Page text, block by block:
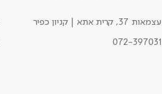
37, קרית אתא | קניון כפיר
072-